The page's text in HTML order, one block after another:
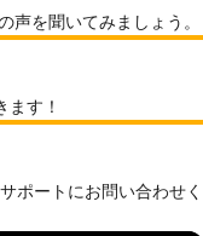
声を聞いてみましょう。
す！
ポートにお問い合わせく